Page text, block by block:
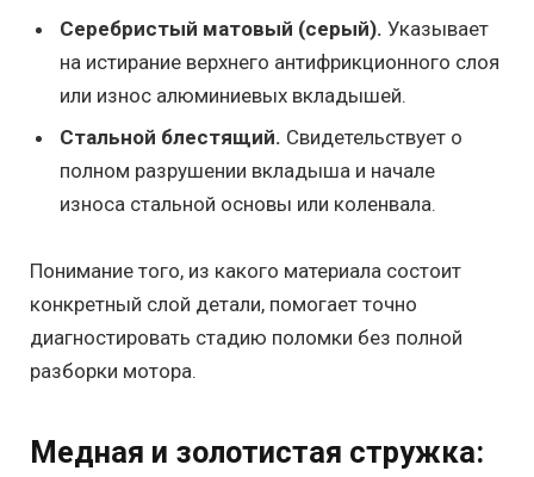
Серебристый матовый (серый). Указывает
на истирание верхнего антифрикционного слоя
или износ алюминиевых вкладышей.
Стальной блестящий. Свидетельствует о
полном разрушении вкладыша и начале
износа стальной основы или коленвала.
Понимание того, из какого материала состоит
конкретный слой детали, помогает точно
диагностировать стадию поломки без полной
разборки мотора.
Медная и золотистая стружка: